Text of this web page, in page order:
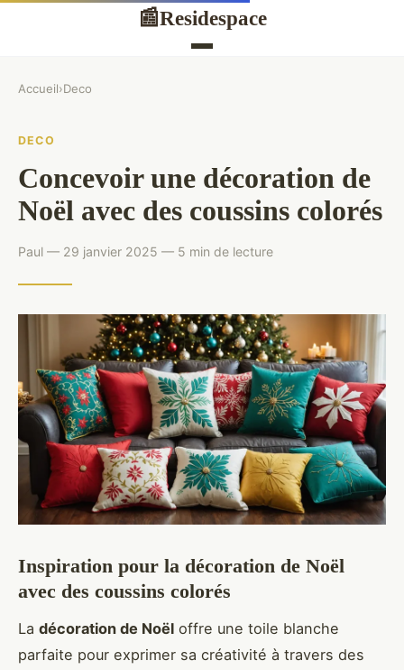
📰Residespace
Accueil›Deco
DECO
Concevoir une décoration de
Noël avec des coussins colorés
Paul — 29 janvier 2025 — 5 min de lecture
Inspiration pour la décoration de Noël
avec des coussins colorés
La décoration de Noël offre une toile blanche
parfaite pour exprimer sa créativité à travers des